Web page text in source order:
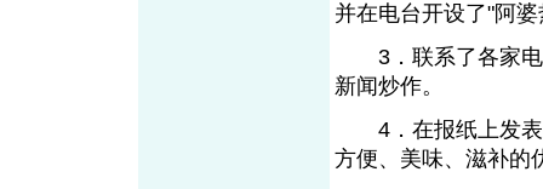
并在电台开设了"阿
3．联系了各家电
新闻炒作。
4．在报纸上发表
方便、美味、滋补的